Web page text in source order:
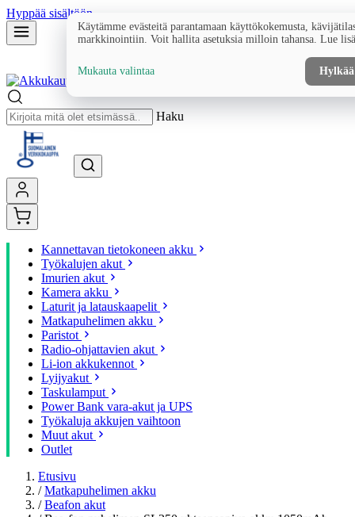
Hyppää sisältöön
Haku
Kannettavan tietokoneen akku
Työkalujen akut
Imurien akut
Kamera akku
Laturit ja latauskaapelit
Matkapuhelimen akku
Paristot
Radio-ohjattavien akut
Li-ion akkukennot
Lyijyakut
Taskulamput
Power Bank vara-akut ja UPS
Työkaluja akkujen vaihtoon
Muut akut
Outlet
Etusivu
/ Matkapuhelimen akku
/ Beafon akut
Käytämme evästeitä parantamaan käyttökokemusta,
markkinointiin. Voit hallita asetuksia milloin tahansa. Lue
Mukauta valintaa Hylkää